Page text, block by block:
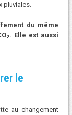
pluviales.
du même
2. Elle est aussi
le
au changement